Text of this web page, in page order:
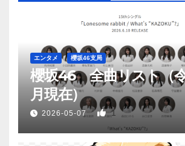
エンタメ 櫻坂46支局
櫻坂46 全曲リスト（
月現在）
2026-05-07 1